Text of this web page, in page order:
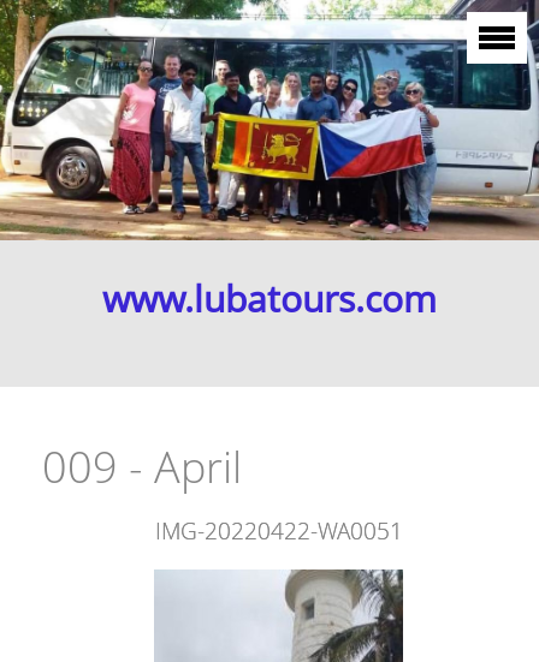
www.lubatours.com
009 - April
IMG-20220422-WA0051